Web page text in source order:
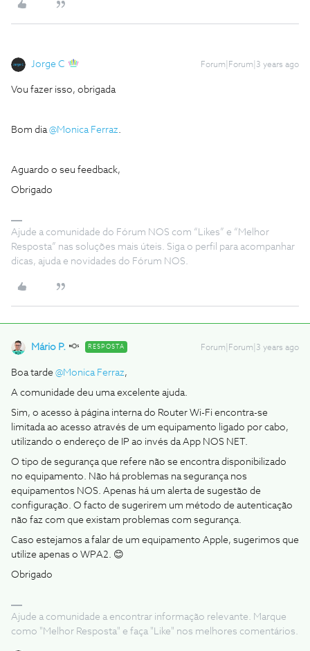
Jorge C Forum|Forum|3 years ago
Vou fazer isso, obrigada
Bom dia @Monica Ferraz
Aguardo o seu feedback,
Obrigado
Ajude a comunidade do Fórum NOS com “Likes” e “Melhor
Resposta” nas soluções mais úteis. Siga o perfil para acompanhar
dicas, ajuda e novidades do Fórum NOS.
Mário P. RESPOSTA Forum|Forum|3 years ago
Boa tarde @Monica Ferraz,
A comunidade deu uma excelente ajuda.
Sim, o acesso à página interna do Router Wi-Fi encontra-se
limitada ao acesso através de um equipamento ligado por cabo,
utilizando o endereço de IP ao invés da App NOS NET.
O tipo de segurança que refere não se encontra disponibilizado
no equipamento. Não há problemas na segurança nos
equipamentos NOS. Apenas há um alerta de sugestão de
configuração. O facto de sugerirem um método de autenticação
não faz com que existam problemas com segurança.
Caso estejamos a falar de um equipamento Apple, sugerimos que
utilize apenas o WPA2. 😊
Obrigado
Ajude a comunidade a encontrar informação relevante. Marque
como "Melhor Resposta" e faça "Like" nos melhores comentários.